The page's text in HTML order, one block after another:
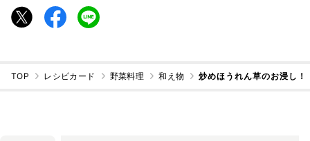
TOP レシピカード 野菜料理 和え物 炒めほうれん草のお浸し